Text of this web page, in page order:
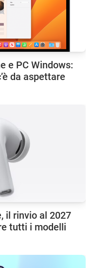
e PC Windows:
da aspettare
il rinvio al 2027
tutti i modelli